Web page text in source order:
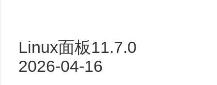
Linux面板11.7.0
2026-04-16